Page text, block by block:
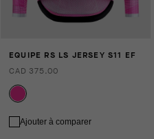
EQUIPE RS LS JERSEY S11 EF
CAD 375.00
Ajouter à comparer